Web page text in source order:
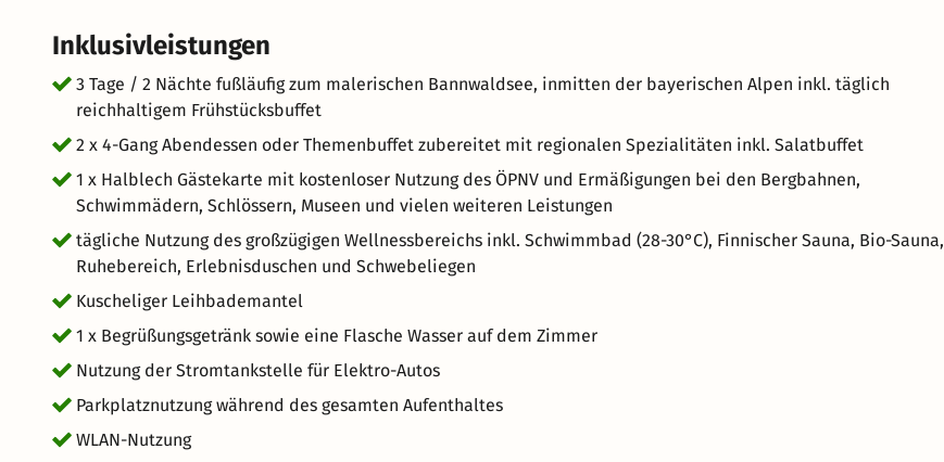
unvergessliche Tage voller Entspannung und Erholung im Allgäu!
Inklusivleistungen
3 Tage / 2 Nächte fußläufig zum malerischen Bannwaldsee, inmitten der bayerischen Alpen inkl. täglich
reichhaltigem Frühstücksbuffet
2 x 4-Gang Abendessen oder Themenbuffet zubereitet mit regionalen Spezialitäten inkl. Salatbuffet
1 x Halblech Gästekarte mit kostenloser Nutzung des ÖPNV und Ermäßigungen bei den Bergbahnen,
Schwimmädern, Schlössern, Museen und vielen weiteren Leistungen
tägliche Nutzung des großzügigen Wellnessbereichs inkl. Schwimmbad (28-30°C), Finnischer Sauna, Bio-Sauna,
Ruhebereich, Erlebnisduschen und Schwebeliegen
Kuscheliger Leihbademantel
1 x Begrüßungsgetränk sowie eine Flasche Wasser auf dem Zimmer
Nutzung der Stromtankstelle für Elektro-Autos
Parkplatznutzung während des gesamten Aufenthaltes
WLAN-Nutzung